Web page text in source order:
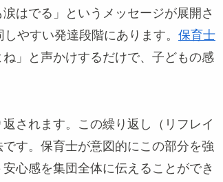
はでる」というメッセージが展開さ
やすい発達段階にあります。 保育士
」と声かけするだけで、子どもの感
されます。この繰り返し（リフレイ
す。保育士が意図的にこの部分を強
心感を集団全体に伝えることができ